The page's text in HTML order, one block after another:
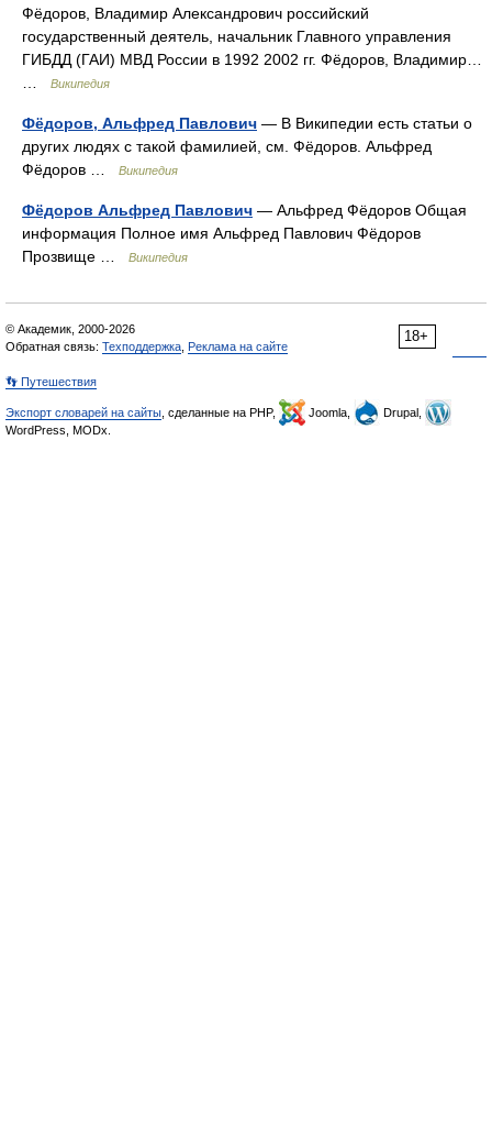
Фёдоров, Владимир Александрович российский
государственный деятель, начальник Главного управления
ГИБДД (ГАИ) МВД России в 1992 2002 гг. Фёдоров, Владимир…
Википедия
Фёдоров, Альфред Павлович — В Википедии есть статьи о
других людях с такой фамилией, см. Фёдоров. Альфред
Фёдоров …
Википедия
Фёдоров Альфред Павлович — Альфред Фёдоров Общая
информация Полное имя Альфред Павлович Фёдоров
Прозвище …
Википедия
18+
© Академик, 2000-2026
Обратная связь: Техподдержка Реклама на сайте
👣 Путешествия
Экспорт словарей на сайты , сделанные на PHP, Joomla,
Drupal,
WordPress, MODx.